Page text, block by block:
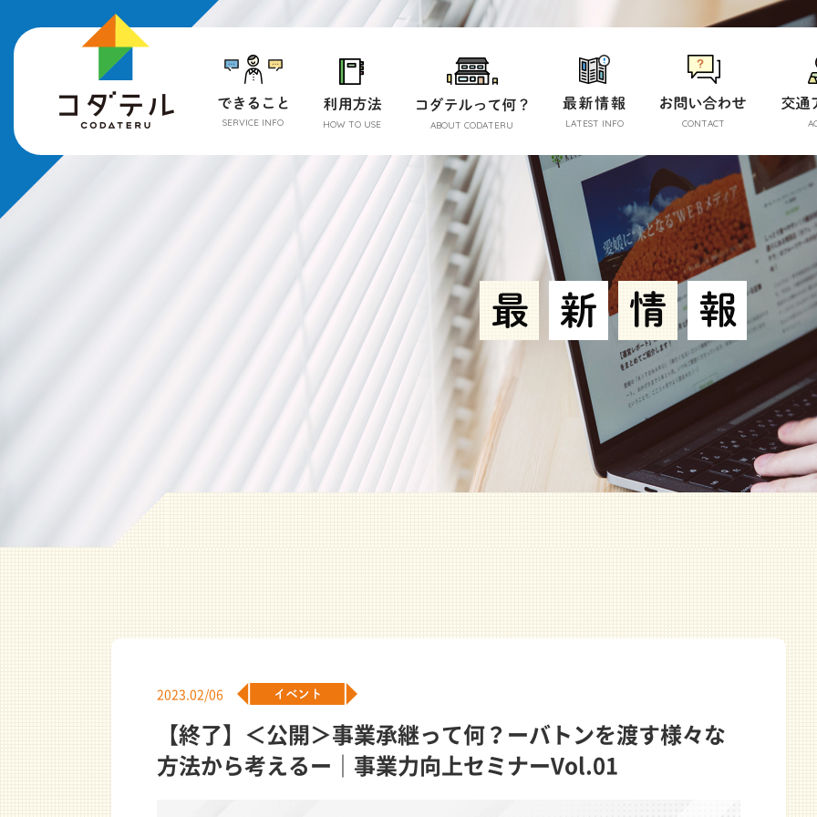
SERVICE INFO HOW TO USE ABOUT CODATERU LATEST INFO CONTACT
2023.02/06
【終了】＜公開＞事業承継って何？ーバトンを渡す様々な
方法から考えるー｜事業力向上セミナーVol.01